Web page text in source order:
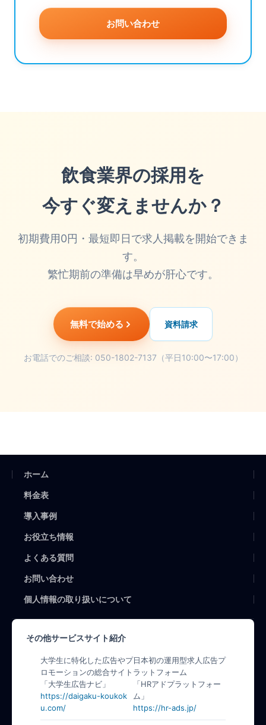
お問い合わせ
飲食業界の採用を
今すぐ変えませんか？
初期費用0円・最短即日で求人掲載を開始できま
す。
繁忙期前の準備は早めが肝心です。
無料で始める 資料請求
お電話でのご相談: 050-1802-7137（平日10:00〜17:00）
ホーム
料金表
導入事例
お役立ち情報
よくある質問
お問い合わせ
個人情報の取り扱いについて
その他サービスサイト紹介
大学生に特化した広告やプ
ロモーションの総合サイト
「大学生広告ナビ」
https://daigaku-koukok
u.com/
日本初の運用型求人広告プ
ラットフォーム
「HRアドプラットフォー
ム」
https://hr-ads.jp/